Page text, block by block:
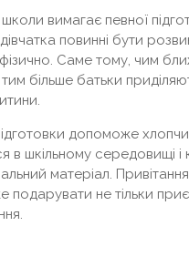
вимагає певної
повинні бути
фізично. Саме тому, чим
більше батьки
допоможе
в шкільному середовищі
матеріал.
не тільки